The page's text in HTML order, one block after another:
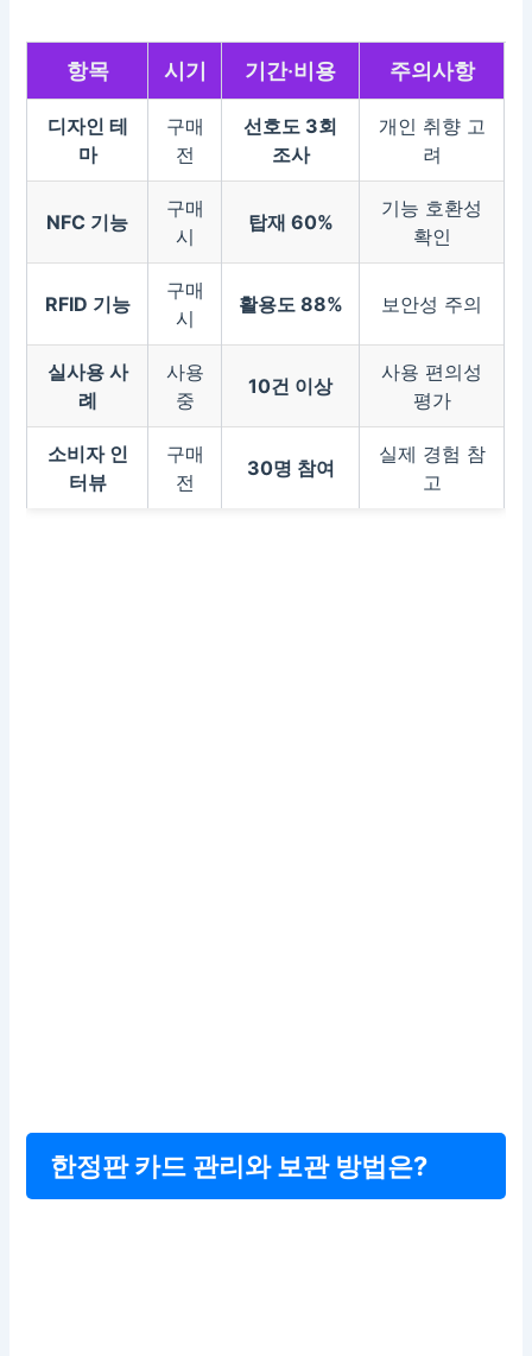
항목 시기 기간·비용 주의사항
디자인 테
마
구매
전
선호도 3회
조사
개인 취향 고
려
NFC 기능
구매
시
탑재 60%
기능 호환성
확인
RFID 기능
구매
시
활용도 88% 보안성 주의
실사용 사
례
사용
중
10건 이상
사용 편의성
평가
소비자 인
터뷰
구매
전
30명 참여
실제 경험 참
고
한정판 카드 관리와 보관 방법은?